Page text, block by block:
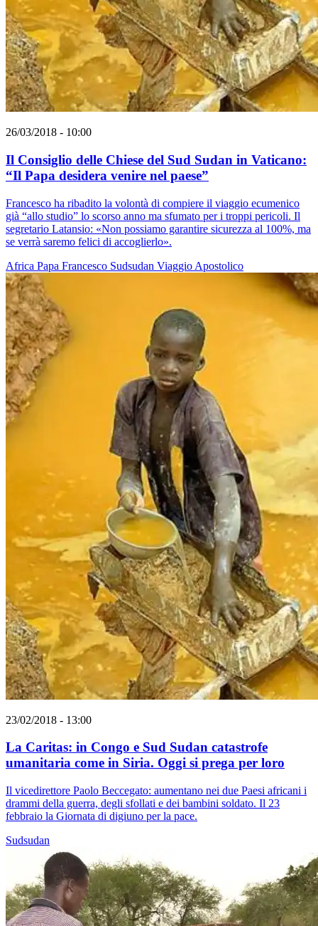
26/03/2018 - 10:00
Il Consiglio delle Chiese del Sud Sudan in Vaticano:
“Il Papa desidera venire nel paese”
Francesco ha ribadito la volontà di compiere il viaggio ecumenico
già “allo studio” lo scorso anno ma sfumato per i troppi pericoli. Il
segretario Latansio: «Non possiamo garantire sicurezza al 100%, ma
se verrà saremo felici di accoglierlo».
Africa Papa Francesco Sudsudan Viaggio Apostolico
23/02/2018 - 13:00
La Caritas: in Congo e Sud Sudan catastrofe
umanitaria come in Siria. Oggi si prega per loro
Il vicedirettore Paolo Beccegato: aumentano nei due Paesi africani i
drammi della guerra, degli sfollati e dei bambini soldato. Il 23
febbraio la Giornata di digiuno per la pace.
Sudsudan